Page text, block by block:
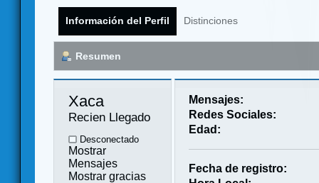
Información del Perfil Distinciones
Resumen
Xaca
Recien Llegado
Desconectado
Mostrar
Mensajes
Mostrar gracias
Mensajes:
Redes Sociales:
Edad:
Fecha de registro: